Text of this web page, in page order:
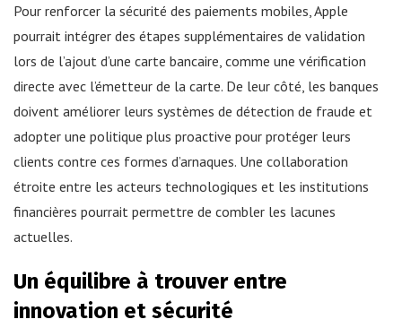
Pour renforcer la sécurité des paiements mobiles, Apple
pourrait intégrer des étapes supplémentaires de validation
lors de l’ajout d’une carte bancaire, comme une vérification
directe avec l’émetteur de la carte. De leur côté, les banques
doivent améliorer leurs systèmes de détection de fraude et
adopter une politique plus proactive pour protéger leurs
clients contre ces formes d’arnaques. Une collaboration
étroite entre les acteurs technologiques et les institutions
financières pourrait permettre de combler les lacunes
actuelles.
Un équilibre à trouver entre
innovation et sécurité